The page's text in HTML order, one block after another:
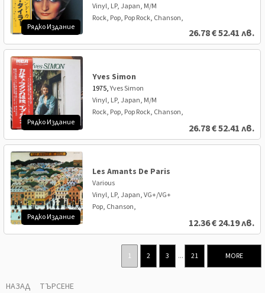
Рядко Издание
Vinyl, LP, Japan, M/M
Rock, Pop, Pop Rock, Chanson,
26.78€52.41 лв.
Рядко Издание
Yves Simon
1975,Yves Simon
Vinyl, LP, Japan, M/M
Rock, Pop, Pop Rock, Chanson,
26.78€52.41 лв.
Рядко Издание
Les Amants De Paris
Various
Vinyl, LP, Japan, VG+/VG+
Pop, Chanson,
12.36€24.19 лв.
1 2 3 ... 21 MORE
НАЗАД ТЪРСЕНЕ